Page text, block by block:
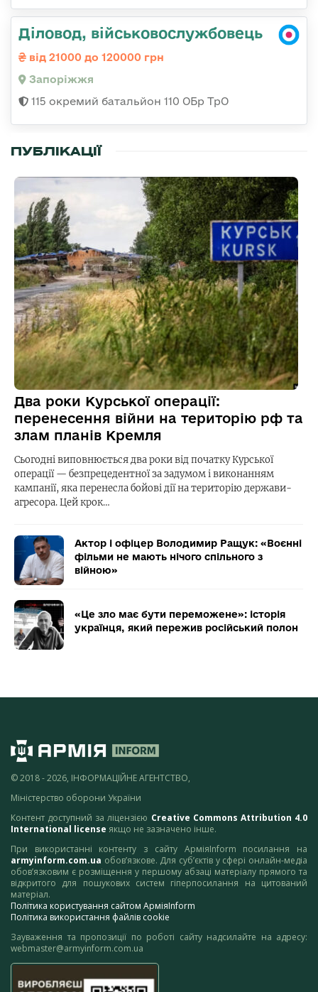
Діловод, військовослужбовець
від 21000 до 120000 грн
Запоріжжя
115 окремий батальйон 110 ОБр ТрО
ПУБЛІКАЦІЇ
Два роки Курської операції:
перенесення війни на територію рф та
злам планів Кремля
Сьогодні виповнюється два роки від початку Курської
операції — безпрецедентної за задумом і виконанням
кампанії, яка перенесла бойові дії на територію держави-
агресора. Цей крок…
Актор і офіцер Володимир Ращук: «Воєнні
фільми не мають нічого спільного з
війною»
«Це зло має бути переможене»: історія
українця, який пережив російський полон
© 2018 - 2026, ІНФОРМАЦІЙНЕ АГЕНТСТВО,
Міністерство оборони України
Контент доступний за ліцензією Creative Commons Attribution 4.0
International license якщо не зазначено інше.
При використанні контенту з сайту АрміяInform посилання на
armyinform.com.ua обов’язкове. Для суб’єктів у сфері онлайн-медіа
обов’язковим є розміщення у першому абзаці матеріалу прямого та
відкритого для пошукових систем гіперпосилання на цитований
матеріал.
Політика користування сайтом АрміяInform
Політика використання файлів cookie
Зауваження та пропозиції по роботі сайту надсилайте на адресу:
webmaster@armyinform.com.ua